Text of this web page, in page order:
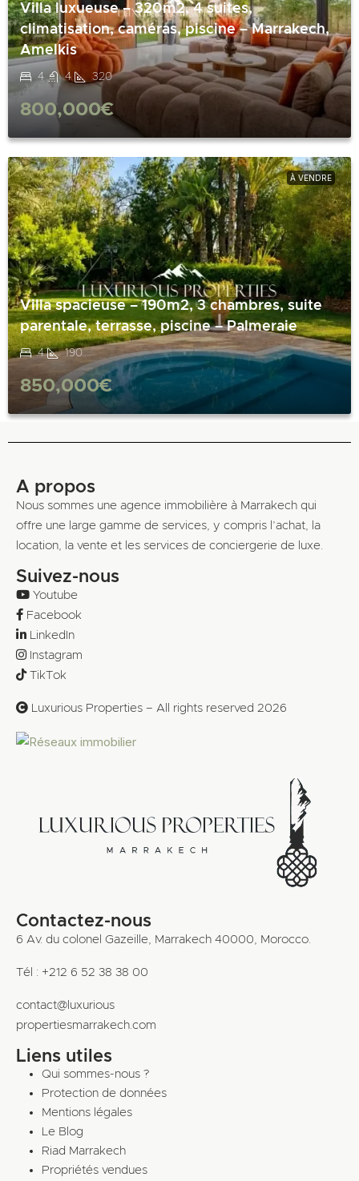
Villa luxueuse – 320m2, 4 suites,
climatisation, caméras, piscine – Marrakech,
Amelkis
4 4 320
800,000€
À VENDRE
Villa spacieuse – 190m2, 3 chambres, suite
parentale, terrasse, piscine – Palmeraie
4 190
850,000€
A propos
Nous sommes une agence immobilière à Marrakech qui
offre une large gamme de services, y compris l’achat, la
location, la vente et les services de conciergerie de luxe.
Suivez-nous
Youtube
Facebook
LinkedIn
Instagram
TikTok
Luxurious Properties – All rights reserved 2026
Contactez-nous
6 Av. du colonel Gazeille, Marrakech 40000, Morocco.
Tél : +212 6 52 38 38 00
contact@luxurious
propertiesmarrakech.com
Liens utiles
Qui sommes-nous ?
Protection de données
Mentions légales
Le Blog
Riad Marrakech
Propriétés vendues